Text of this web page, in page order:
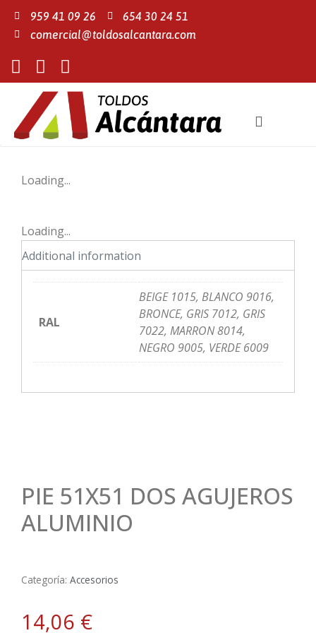
959 41 09 26
654 30 24 51
comercial@toldosalcantara.com
Loading...
Loading...
Additional information
RAL
BEIGE 1015, BLANCO 9016,
BRONCE, GRIS 7012, GRIS
7022, MARRON 8014,
NEGRO 9005, VERDE 6009
PIE 51X51 DOS AGUJEROS
ALUMINIO
Categoría: Accesorios
14,06 €